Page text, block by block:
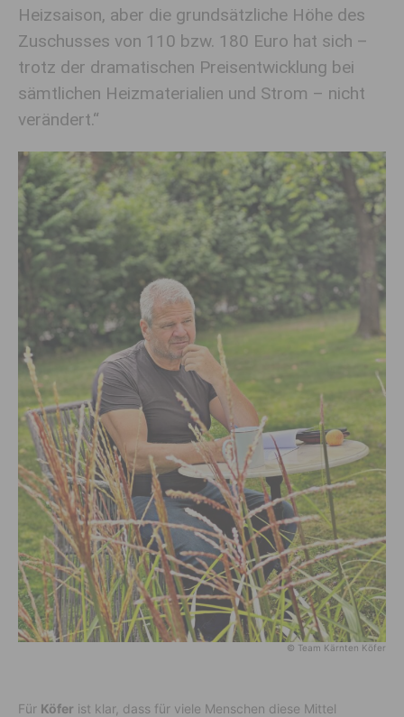
Heizsaison, aber die grundsätzliche Höhe des
Zuschusses von 110 bzw. 180 Euro hat sich –
trotz der dramatischen Preisentwicklung bei
sämtlichen Heizmaterialien und Strom – nicht
verändert.“
© Team Kärnten Köfer
Für Köfer ist klar, dass für viele Menschen diese Mittel